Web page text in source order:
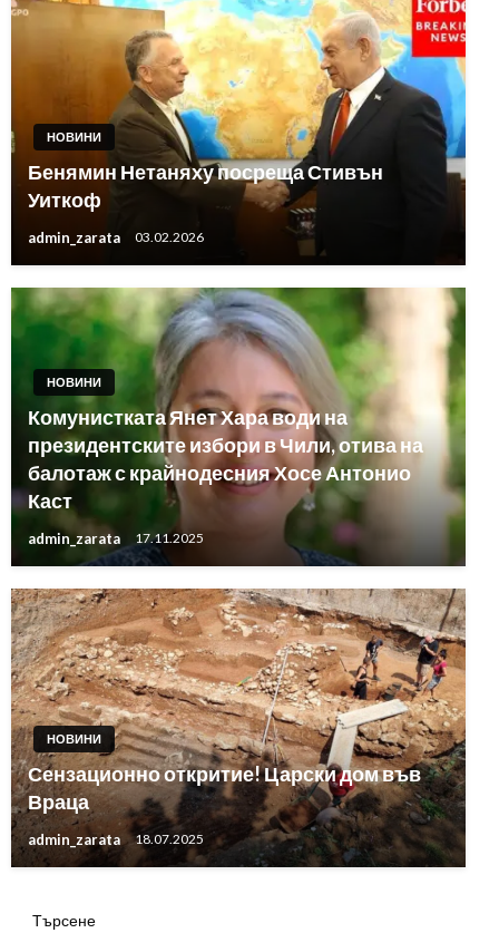
НОВИНИ
Бенямин Нетаняху посреща Стивън
Уиткоф
admin_zarata 03.02.2026
НОВИНИ
Комунистката Янет Хара води на
президентските избори в Чили, отива на
балотаж с крайнодесния Хосе Антонио
Каст
admin_zarata 17.11.2025
НОВИНИ
Сензационно откритие! Царски дом във
Враца
admin_zarata 18.07.2025
Търсене